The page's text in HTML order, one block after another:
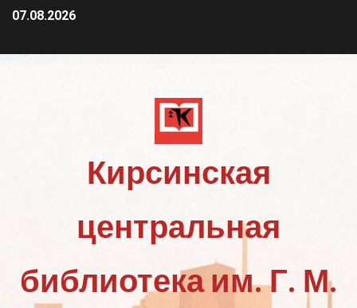
07.08.2026
Кирсинская
центральная
библиотека им. Г. М.